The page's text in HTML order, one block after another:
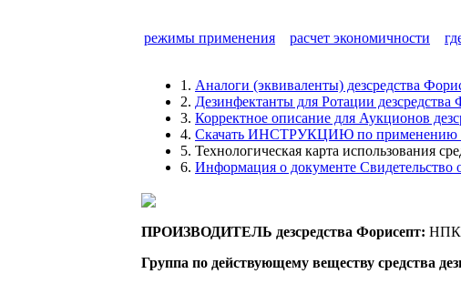
режимы применения расчет экономичности
1. Аналоги (эквиваленты) дезсредства
2. Дезинфектанты для Ротации дезсредства
3. Корректное описание для Аукционов
4. Скачать ИНСТРУКЦИЮ по применению
5. Технологическая карта использования
6. Информация о документе Свидетельство
ПРОИЗВОДИТЕЛЬ дезсредства Форисепт: НПК
Группа по действующему веществу средства